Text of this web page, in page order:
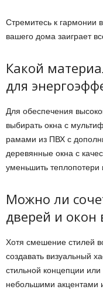
Стремитесь к гармонии
вашего дома заиграет
Какой
для
Для обеспечения
выбирать окна с
рамами из ПВХ с
деревянные окна с
уменьшить теплопотери
Можно ли
дверей и
Хотя смешение стилей
создавать визуальный
стильной концепции
небольшими акцентами